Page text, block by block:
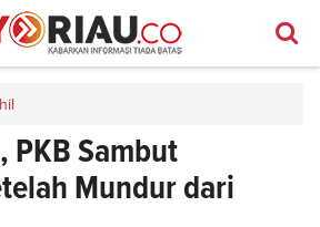
PKB Sambut
Mundur dari